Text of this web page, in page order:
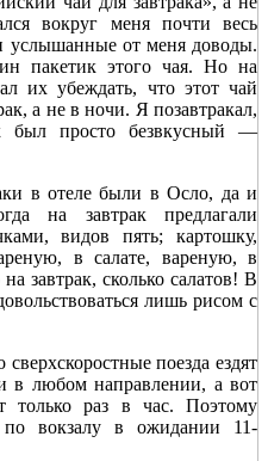
вокруг меня почти весь
услышанные от меня доводы.
пакетик этого чая. Но на
их убеждать, что этот чай
а не в ночи. Я позавтракал,
был просто безвкусный —
в отеле были в Осло, да и
на завтрак предлагали
видов пять; картошку,
в салате, вареную, в
завтрак, сколько салатов! В
лишь рисом с
поезда ездят
в любом направлении, а вот
только раз в час. Поэтому
по вокзалу в ожидании 11-